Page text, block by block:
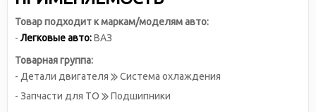
Товар подходит к маркам/моделям авто:
-Легковые авто:ВАЗ
Товарная группа:
- Детали двигателя
Система охлаждения
- Запчасти для ТО
Подшипники